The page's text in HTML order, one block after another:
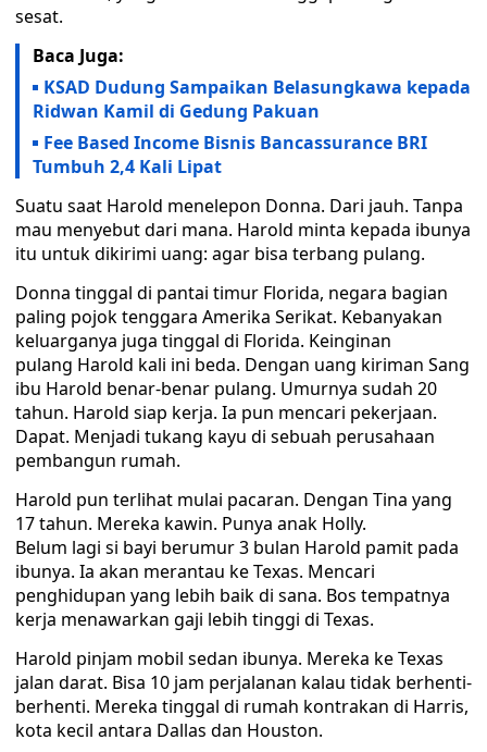
sesat.
Baca Juga:
KSAD Dudung Sampaikan Belasungkawa kepada
Ridwan Kamil di Gedung Pakuan
Fee Based Income Bisnis Bancassurance BRI
Tumbuh 2,4 Kali Lipat
Suatu saat Harold menelepon Donna. Dari jauh. Tanpa
mau menyebut dari mana. Harold minta kepada ibunya
itu untuk dikirimi uang: agar bisa terbang pulang.
Donna tinggal di pantai timur Florida, negara bagian
paling pojok tenggara Amerika Serikat. Kebanyakan
keluarganya juga tinggal di Florida. Keinginan
pulang Harold kali ini beda. Dengan uang kiriman Sang
ibu Harold benar-benar pulang. Umurnya sudah 20
tahun. Harold siap kerja. Ia pun mencari pekerjaan.
Dapat. Menjadi tukang kayu di sebuah perusahaan
pembangun rumah.
Harold pun terlihat mulai pacaran. Dengan Tina yang
17 tahun. Mereka kawin. Punya anak Holly.
Belum lagi si bayi berumur 3 bulan Harold pamit pada
ibunya. Ia akan merantau ke Texas. Mencari
penghidupan yang lebih baik di sana. Bos tempatnya
kerja menawarkan gaji lebih tinggi di Texas.
Harold pinjam mobil sedan ibunya. Mereka ke Texas
jalan darat. Bisa 10 jam perjalanan kalau tidak berhenti-
berhenti. Mereka tinggal di rumah kontrakan di Harris,
kota kecil antara Dallas dan Houston.